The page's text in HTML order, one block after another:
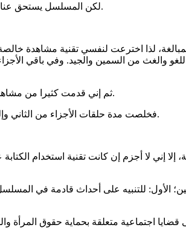
لكن المسلسل يستحق عناء اختلاس الأوقات، لأسباب مختلفة سأذكرها في هذه التدوينة، وهي أسبابي الشخصية، فقد لا يجدها البعض مجدية أو ذات قيمة.
لذا اخترعت لنفسي تقنية مشاهدة
والغث من السمين والجيد. وفي باقي
ثم إني قدمت كثيرا من مشاهد وحوارات المسلسل التي أطرافها ممثلين وممثلات، أي تلك المشاهد المتعلقة بمشاعر الحب واللوم والضعف الإنساني والألم.
فخلصت مدة حلقات الأجزاء من الثاني وإلى الرابع ما بين عشرين وخمس وعشرين دقيقة، وبذلك اختصرت كثيرا من زمن المسلسل بما لا يخل بالبناء الدرامي والصراع.
إلا إني لا أجزم إن كانت تقنية استخدام
الأول: للتنبيه على أحداث قادمة في
قضايا اجتماعية متعلقة بحماية حقوق